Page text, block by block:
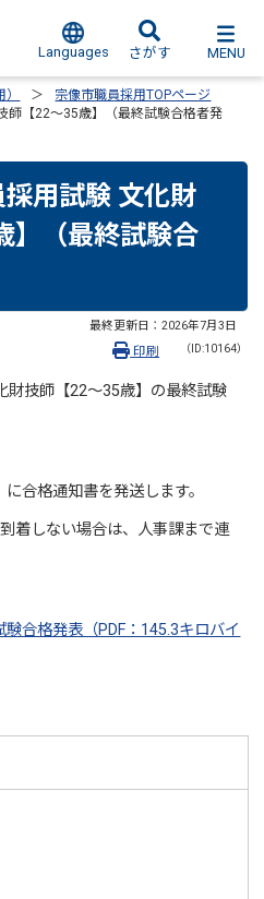
Languages さがす MENU
宗像市職員採用TOPページ
師【22～35歳】（最終試験合格者発
用試験 文化財
】（最終試験合
最終更新日： 2026年7月3日
（ID:10164）
印刷
財技師【22～35歳】の最終試験
合格通知書を発送します。
着しない場合は、人事課まで連
合格発表（PDF：145.3キロバイ